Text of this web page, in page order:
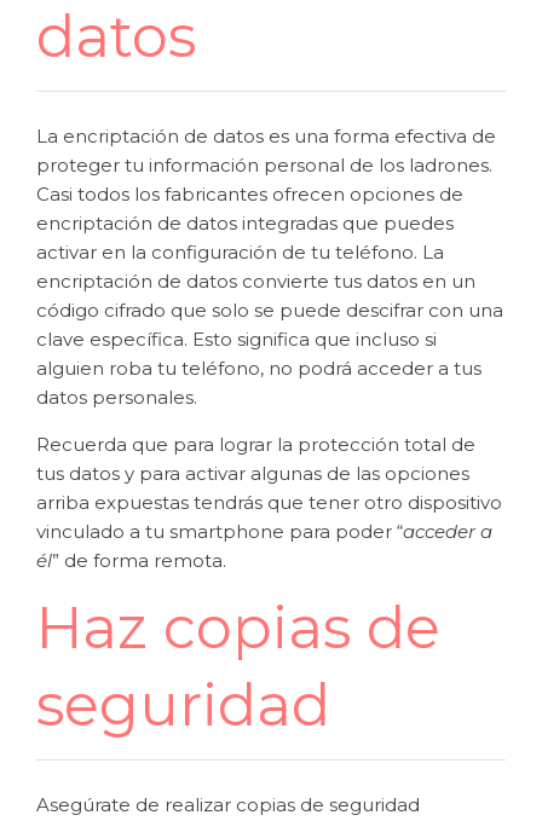
datos
La encriptación de datos es una forma efectiva de
proteger tu información personal de los ladrones.
Casi todos los fabricantes ofrecen opciones de
encriptación de datos integradas que puedes
activar en la configuración de tu teléfono. La
encriptación de datos convierte tus datos en un
código cifrado que solo se puede descifrar con una
clave específica. Esto significa que incluso si
alguien roba tu teléfono, no podrá acceder a tus
datos personales.
Recuerda que para lograr la protección total de
tus datos y para activar algunas de las opciones
arriba expuestas tendrás que tener otro dispositivo
vinculado a tu smartphone para poder “acceder a
él” de forma remota.
Haz copias de
seguridad
Asegúrate de realizar copias de seguridad